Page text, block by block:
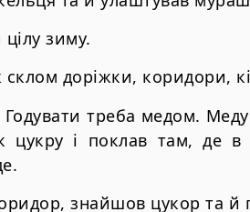
зиму.
доріжки, коридори,
Годувати треба медом.
цукру і поклав там, де
знайшов цукор та й